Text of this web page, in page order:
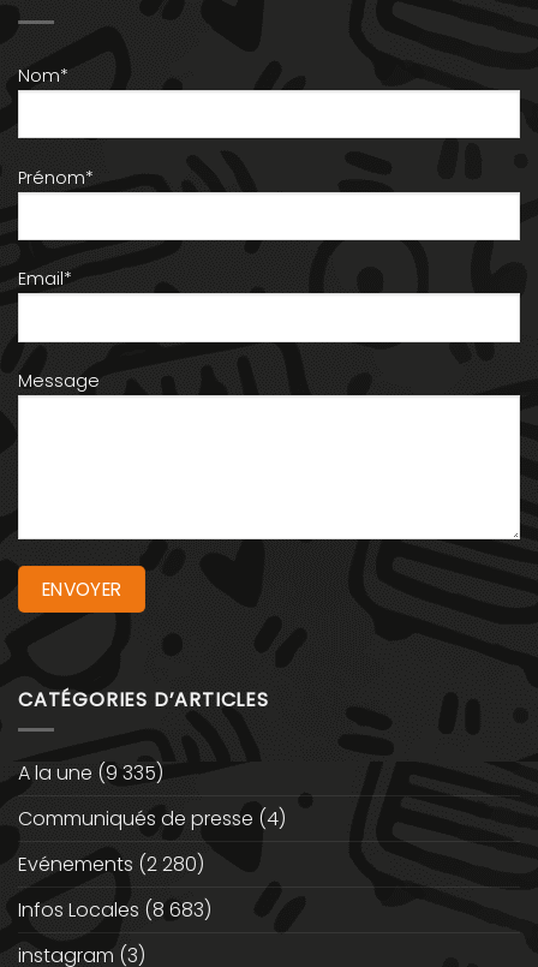
Nom*
Prénom*
Email*
Message
CATÉGORIES D’ARTICLES
A la une (9 335)
Communiqués de presse (4)
Evénements (2 280)
Infos Locales (8 683)
instagram (3)